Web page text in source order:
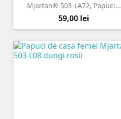
Mjartan® 503-LA72, Papuci...
Pret
59,00 lei